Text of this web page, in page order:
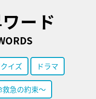
ード
イズ ドラマ
救急の約束～